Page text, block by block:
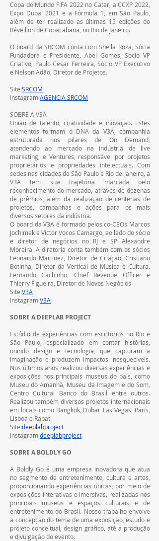
Copa do Mundo FIFA 2022 no Catar, a CCXP 2022,
Expo Dubai 2021 e a Fórmula 1, em São Paulo,
além de ter realizado as últimas 15 edições do
Réveillon de Copacabana, no Rio de Janeiro.
O board da SRCOM conta com Sheila Roza, Sócia
Fundadora e Presidente, Abel Gomes, Sócio VP
Criativo, Paulo Cesar Ferreira, Sócio VP Executivo
e Nelson Adão, Diretor de Projetos.
Site:SRCOM
Instagram:AGENCIA SRCOM
SOBRE A V3A
União de talento, criatividade e inovação. Estes
elementos formam o DNA da V3A, companhia
estruturada nos pilares de On Demand,
atendendo ao mercado na indústria de live
marketing, e Ventures, responsável por projetos
proprietários e propriedades intelectuais. Com
sedes nas cidades de São Paulo e Rio de Janeiro, a
V3A tem sua trajetória marcada pelo
reconhecimento do mercado, através de dezenas
de prêmios, além da realização de centenas de
projetos, campanhas e ações para os mais
diversos setores da indústria.
O board da V3A é formado pelos co-CEOs Marcos
Jochimek e Victor Vocos Camargo, ao lado do sócio
e diretor de negócios no RJ e SP Alexandre
Moreira. A diretoria conta também com os sócios
Leonardo Martinez, Diretor de Criação, Cristiano
Botinha, Diretor da Vertical de Música e Cultura,
Fernando Cachinho, Chief Revenue Officer e
Thierry Figueira, Diretor de Novos Negócios.
Site:V3A
Instagram:V3A
SOBRE A DEEPLAB PROJECT
Estúdio de experiências com escritórios no Rio e
São Paulo, especializado em contar histórias,
unindo design e tecnologia, que capturam a
imaginação e produzem impactos inesquecíveis.
Nos últimos anos realizou diversas experiências e
exposições nos principais museus do país, como
Museu do Amanhã, Museu da Imagem e do Som,
Centro Cultural Banco do Brasil entre outros.
Realizou também diversos projetos internacionais
em locais como Bangkok, Dubai, Las Vegas, Paris,
Lisboa e Rabat.
Site:deeplabproject
Instagram:deeplabproject
SOBRE A BOLDLY GO
A Boldly Go é uma empresa inovadora que atua
no segmento de entretenimento, cultura e artes,
proporcionando experiências únicas, por meio de
exposições interativas e imersivas, realizadas nos
principais museus e espaços culturais e de
entretenimento do Brasil. Nosso trabalho envolve
a concepção do tema de uma exposição, estudo e
projeto conceitual, design gráfico, até a produção
e divulgação do evento.